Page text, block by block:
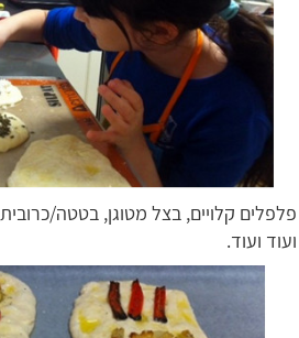
פלפלים קלויים, בצל מטוגן, בטטה/
ועוד ועוד.